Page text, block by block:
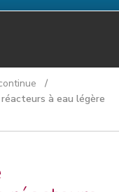
/
à eau légère